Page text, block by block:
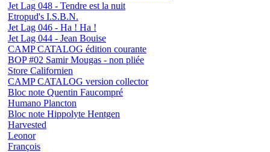
Jet Lag 048 - Tendre est la nuit
Etropud's I.S.B.N.
Jet Lag 046 - Ha ! Ha !
Jet Lag 044 - Jean Bouise
CAMP CATALOG édition courante
BOP #02 Samir Mougas - non pliée
Store Californien
CAMP CATALOG version collector
Bloc note Quentin Faucompré
Humano Plancton
Bloc note Hippolyte Hentgen
Harvested
Leonor
François